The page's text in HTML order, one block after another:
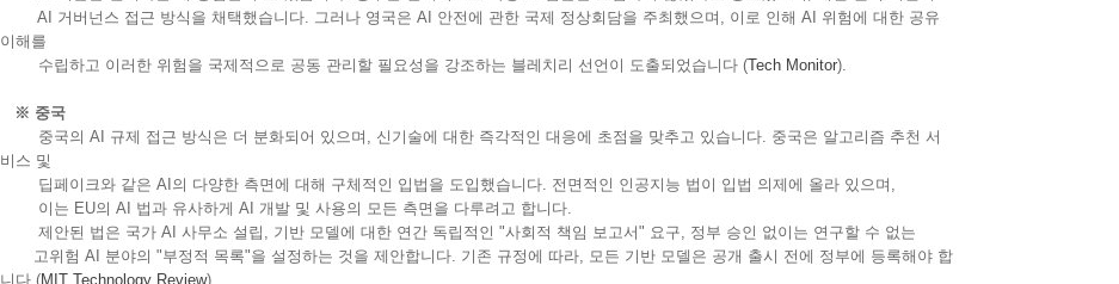
AI 거버넌스 접근 방식을 채택했습니다. 그러나 영국은 AI 안전에 관한 국제 정상회담을 주최했으며, 이로 인해 AI 위험에 대한 공유
이해를
수립하고 이러한 위험을 국제적으로 공동 관리할 필요성을 강조하는 블레치리 선언이 도출되었습니다​ (Tech Monitor)​.
※ 중국
중국의 AI 규제 접근 방식은 더 분화되어 있으며, 신기술에 대한 즉각적인 대응에 초점을 맞추고 있습니다. 중국은 알고리즘 추천 서
비스 및
딥페이크와 같은 AI의 다양한 측면에 대해 구체적인 입법을 도입했습니다. 전면적인 인공지능 법이 입법 의제에 올라 있으며,
이는 EU의 AI 법과 유사하게 AI 개발 및 사용의 모든 측면을 다루려고 합니다.
제안된 법은 국가 AI 사무소 설립, 기반 모델에 대한 연간 독립적인 "사회적 책임 보고서" 요구, 정부 승인 없이는 연구할 수 없는
고위험 AI 분야의 "부정적 목록"을 설정하는 것을 제안합니다. 기존 규정에 따라, 모든 기반 모델은 공개 출시 전에 정부에 등록해야 합
니다​ (MIT Technology Review)